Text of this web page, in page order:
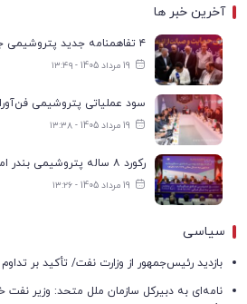
آخرین خبر ها
19 مرداد 1405 - ۱۳:۴۹
سود عملیاتی پتروشیمی فن‌آوران ۲۶ درصد افزایش
19 مرداد 1405 - ۱۳:۳۸
19 مرداد 1405 - ۱۳:۲۶
سیاسی
بازدید رئیس‌جمهور از وزارت نفت/ تأکید بر
نامه‌ای به دبیرکل سازمان ملل متحد: وزیر